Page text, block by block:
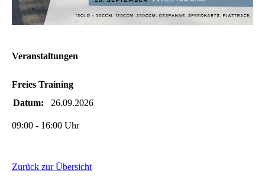
Veranstaltungen
Freies Training
Datum:
26.09.2026
09:00 - 16:00 Uhr
Zurück zur Übersicht